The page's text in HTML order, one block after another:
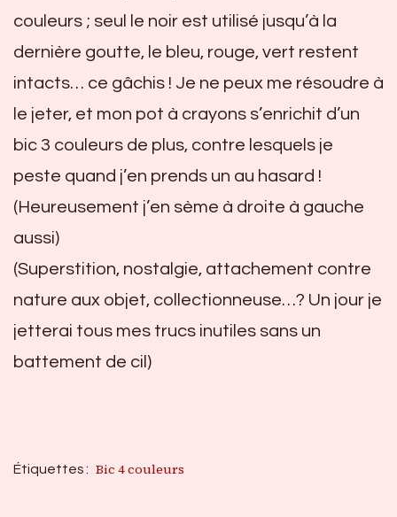
couleurs ; seul le noir est utilisé jusqu’à la
dernière goutte, le bleu, rouge, vert restent
intacts… ce gâchis ! Je ne peux me résoudre à
le jeter, et mon pot à crayons s’enrichit d’un
bic 3 couleurs de plus, contre lesquels je
peste quand j’en prends un au hasard !
(Heureusement j’en sème à droite à gauche
aussi)
(Superstition, nostalgie, attachement contre
nature aux objet, collectionneuse…? Un jour je
jetterai tous mes trucs inutiles sans un
battement de cil)
Étiquettes : Bic 4 couleurs